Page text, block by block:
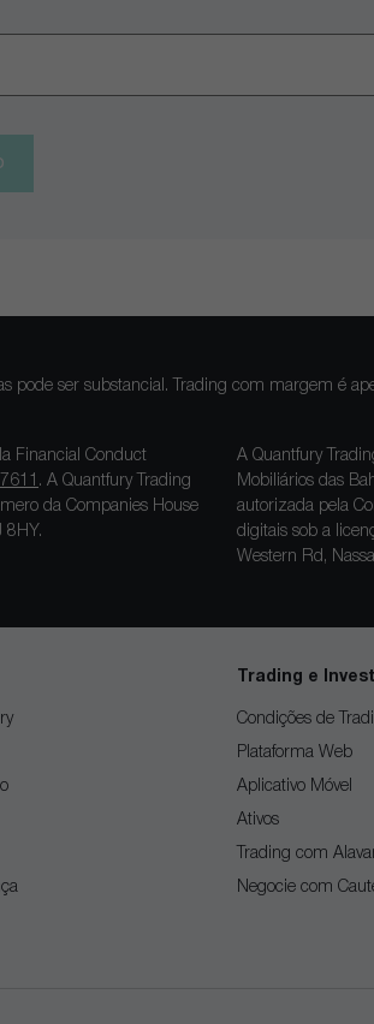
pode ser substancial. Trading com margem é
Financial Conduct
. A Quantfury Trading
da Companies House
8HY.
A Quantfury
Mobiliários das
autorizada pela
digitais sob a
Western Rd,
Trading e
Condições de
Plataforma Web
Aplicativo Móvel
Ativos
Trading com
Negocie com